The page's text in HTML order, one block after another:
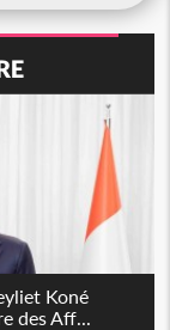
Koné
des Aff...